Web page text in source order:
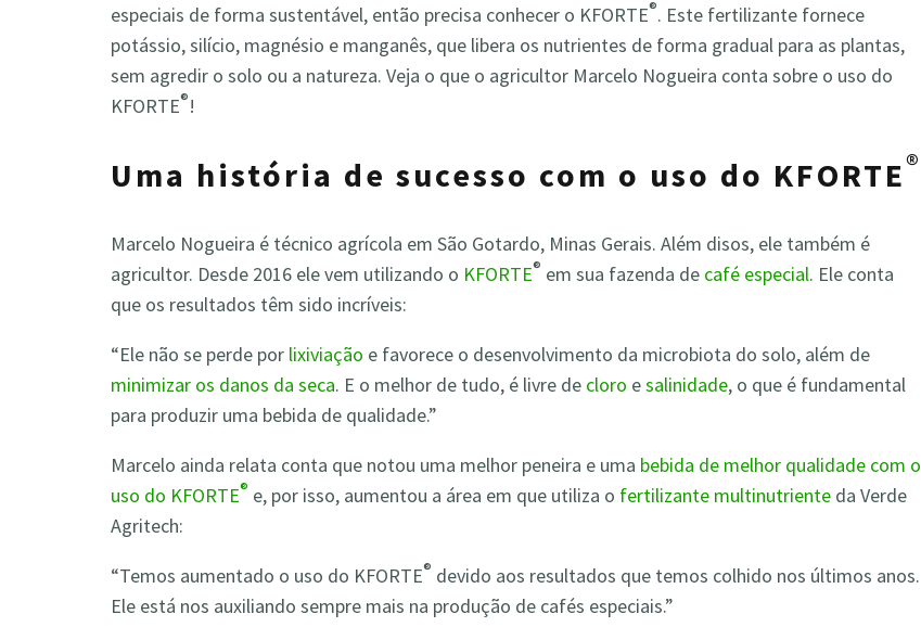
especiais de forma sustentável, então precisa conhecer o KFORTE®. Este fertilizante fornece
potássio, silício, magnésio e manganês, que libera os nutrientes de forma gradual para as plantas,
sem agredir o solo ou a natureza. Veja o que o agricultor Marcelo Nogueira conta sobre o uso do
KFORTE®!
Uma história de sucesso com o uso do KFORTE®
Marcelo Nogueira é técnico agrícola em São Gotardo, Minas Gerais. Além disos, ele também é
agricultor. Desde 2016 ele vem utilizando o KFORTE® em sua fazenda de café especial. Ele conta
que os resultados têm sido incríveis:
“Ele não se perde por lixiviação e favorece o desenvolvimento da microbiota do solo, além de
minimizar os danos da seca. E o melhor de tudo, é livre de cloro esalinidade, o que é fundamental
para produzir uma bebida de qualidade.”
Marcelo ainda relata conta que notou uma melhor peneira e uma bebida de melhor qualidade com o
uso do KFORTE® e, por isso, aumentou a área em que utiliza o fertilizante multinutriente da Verde
Agritech:
“Temos aumentado o uso do KFORTE® devido aos resultados que temos colhido nos últimos anos.
Ele está nos auxiliando sempre mais na produção de cafés especiais.”